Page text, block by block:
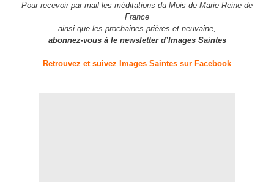
Pour recevoir par mail les méditations du Mois de Marie Reine de
France
ainsi que les prochaines prières et neuvaine,
abonnez-vous à le newsletter d’Images Saintes
Retrouvez et suivez Images Saintes sur Facebook